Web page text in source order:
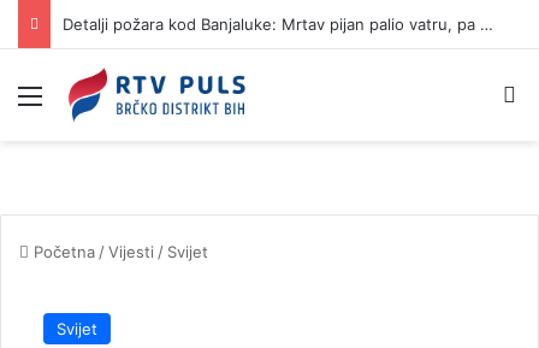
Detalji požara kod Banjaluke: Mrtav pijan palio vatru, pa napravio haos
Izbornik
Početna /Vijesti / Svijet
Svijet